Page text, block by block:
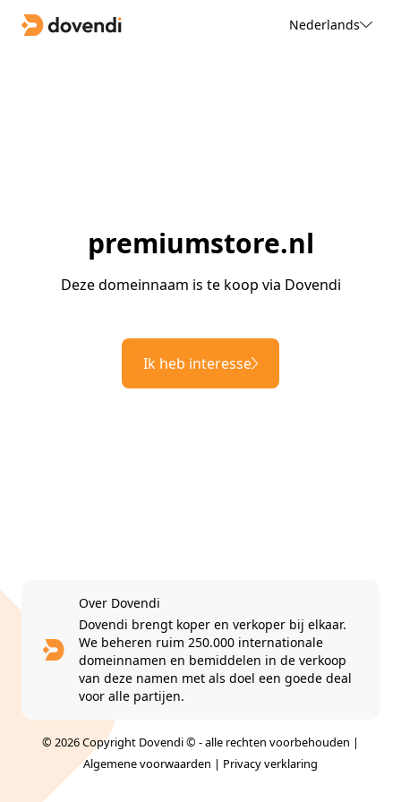
Nederlands
premiumstore.nl
Deze domeinnaam is te koop via Dovendi
Ik heb interesse
Over Dovendi
Dovendi brengt koper en verkoper bij elkaar.
We beheren ruim 250.000 internationale
domeinnamen en bemiddelen in de verkoop
van deze namen met als doel een goede deal
voor alle partijen.
© 2026 Copyright Dovendi © - alle rechten voorbehouden |
Algemene voorwaarden | Privacy verklaring